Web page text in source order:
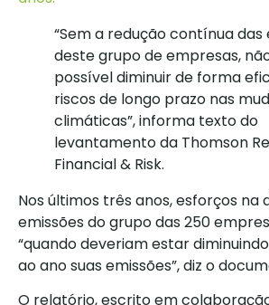
“Sem a redução contínua das
deste grupo de empresas,
possível diminuir de forma
riscos de longo prazo nas
climáticas”, informa texto do
levantamento da Thomson
Financial & Risk.
Nos últimos três anos, esforços na
emissões do grupo das 250
“quando deveriam estar
ao ano suas emissões”, diz o
O relatório, escrito em